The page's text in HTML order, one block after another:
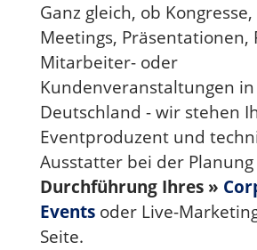
Ganz gleich, ob
Meetings, Präsentationen,
Mitarbeiter- oder
Kundenveranstaltungen in
Deutschland - wir stehen
Eventproduzent und
Ausstatter bei der
Durchführung Ihres »
Eventsoder Live-
Seite.